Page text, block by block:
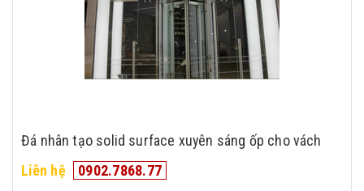
Đá nhân tạo solid surface xuyên sáng ốp cho vách
Liên hệ
0902.7868.77